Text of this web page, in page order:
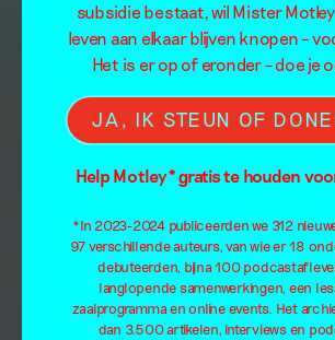
subsidie bestaat, wil Mister
leven aan elkaar blijven knopen –
Het is er op of eronder – doe je
JA, IK STEUN OF
Help Motley* gratis te houden
*In 2023-2024 publiceerden we 312
97 verschillende auteurs, van wie er 18
debuteerden, bijna 100
langlopende samenwerkingen, een
zaalprogramma en online events. Het
dan 3.500 artikelen, interviews en